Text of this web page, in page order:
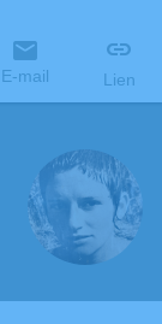
E-mail Lien